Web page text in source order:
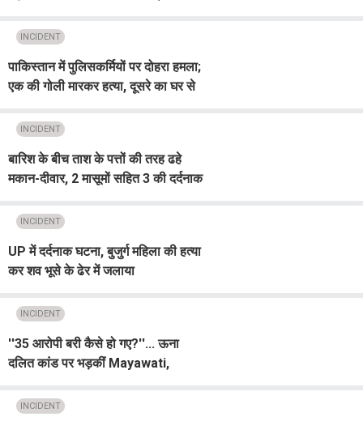
INCIDENT
पाकिस्तान में पुलिसकर्मियों पर दोहरा हमला;
एक की गोली मारकर हत्या, दूसरे का घर से
INCIDENT
बारिश के बीच ताश के पत्तों की तरह ढहे
मकान-दीवार, 2 मासूमों सहित 3 की दर्दनाक
INCIDENT
UP में दर्दनाक घटना, बुजुर्ग महिला की हत्या
कर शव भूसे के ढेर में जलाया
INCIDENT
''35 आरोपी बरी कैसे हो गए?''... ऊना
दलित कांड पर भड़कीं Mayawati,
INCIDENT